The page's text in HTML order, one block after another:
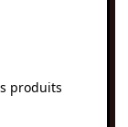
produits